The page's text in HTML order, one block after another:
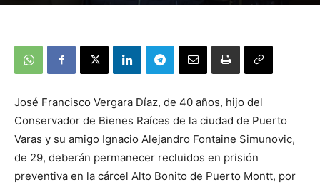
José Francisco Vergara Díaz, de 40 años, hijo del
Conservador de Bienes Raíces de la ciudad de Puerto
Varas y su amigo Ignacio Alejandro Fontaine Simunovic,
de 29, deberán permanecer recluidos en prisión
preventiva en la cárcel Alto Bonito de Puerto Montt, por